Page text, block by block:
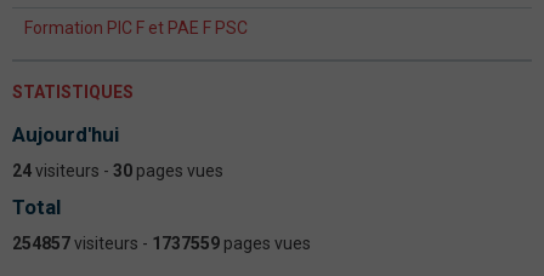
Formation PIC F et PAE F PSC
STATISTIQUES
Aujourd'hui
24visiteurs - 30 pages vues
Total
254857visiteurs - 1737559 pages vues